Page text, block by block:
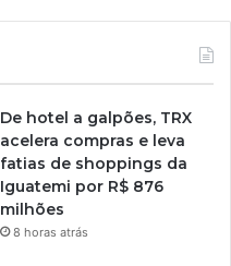
De hotel a galpões, TRX
acelera compras e leva
fatias de shoppings da
Iguatemi por R$ 876
milhões
8 horas atrás